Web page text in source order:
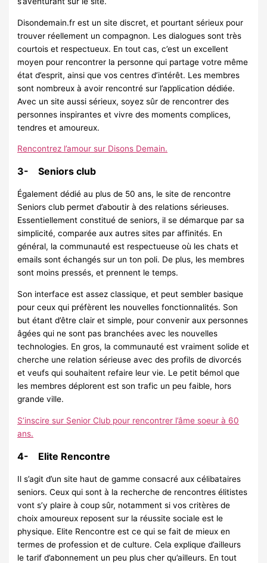
Disondemain.fr est un site discret, et pourtant sérieux pour
trouver réellement un compagnon. Les dialogues sont très
courtois et respectueux. En tout cas, c’est un excellent
moyen pour rencontrer la personne qui partage votre même
état d’esprit, ainsi que vos centres d’intérêt. Les membres
sont nombreux à avoir rencontré sur l’application dédiée.
Avec un site aussi sérieux, soyez sûr de rencontrer des
personnes inspirantes et vivre des moments complices,
tendres et amoureux.
Rencontrez l’amour sur Disons Demain.
3- Seniors club
Également dédié au plus de 50 ans, le site de rencontre
Seniors club permet d’aboutir à des relations sérieuses.
Essentiellement constitué de seniors, il se démarque par sa
simplicité, comparée aux autres sites par affinités. En
général, la communauté est respectueuse où les chats et
emails sont échangés sur un ton poli. De plus, les membres
sont moins pressés, et prennent le temps.
Son interface est assez classique, et peut sembler basique
pour ceux qui préfèrent les nouvelles fonctionnalités. Son
but étant d’être clair et simple, pour convenir aux personnes
âgées qui ne sont pas branchées avec les nouvelles
technologies. En gros, la communauté est vraiment solide et
cherche une relation sérieuse avec des profils de divorcés
et veufs qui souhaitent refaire leur vie. Le petit bémol que
les membres déplorent est son trafic un peu faible, hors
grande ville.
S’inscire sur Senior Club pour rencontrer l’âme soeur à 60
ans.
4- Elite Rencontre
Il s’agit d’un site haut de gamme consacré aux célibataires
seniors. Ceux qui sont à la recherche de rencontres élitistes
vont s’y plaire à coup sûr, notamment si vos critères de
choix amoureux reposent sur la réussite sociale est le
physique. Elite Rencontre est ce qui se fait de mieux en
termes de profession et de culture. Cela explique d’ailleurs
le tarif d’abonnement un peu plus cher qu’ailleurs. En tout